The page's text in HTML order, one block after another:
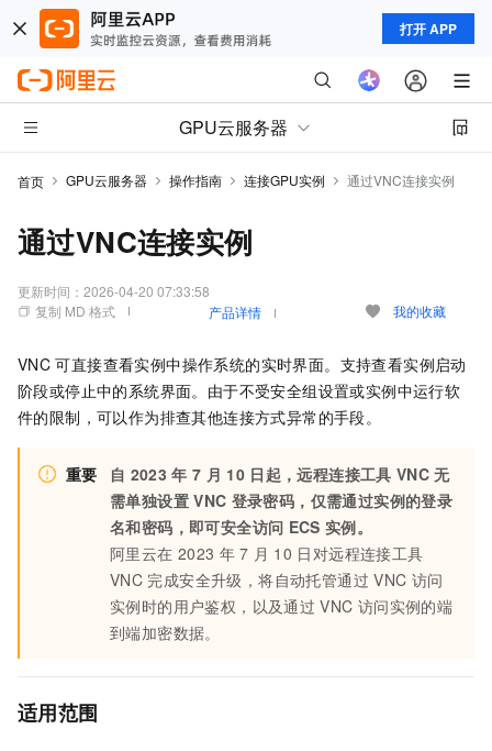
打开 APP
GPU云服务器
首页 GPU云服务器 操作指南 连接GPU实例 通过VNC连接实例
通过VNC连接实例
更新时间： 2026-04-20 07:33:58
复制 MD 格式
产品详情 我的收藏
VNC 可直接查看实例中操作系统的实时界面。支持查看实例启动
阶段或停止中的系统界面。由于不受安全组设置或实例中运行软
件的限制，可以作为排查其他连接方式异常的手段。
重要 自 2023 年 7 月 10 日起，远程连接工具 VNC 无
需单独设置 VNC 登录密码，仅需通过实例的登录
名和密码，即可安全访问 ECS 实例。
阿里云在 2023 年 7 月 10 日对远程连接工具
VNC 完成安全升级，将自动托管通过 VNC 访问
实例时的用户鉴权，以及通过 VNC 访问实例的端
到端加密数据。
适用范围